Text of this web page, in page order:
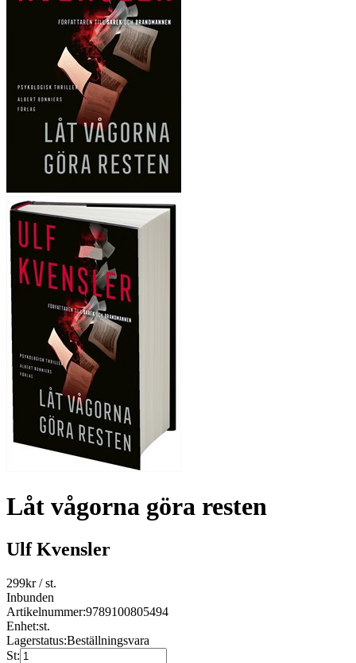
Låt vågorna göra resten
Ulf Kvensler
299kr/ st.
Inbunden
Artikelnummer:9789100805494
Enhet:st.
Lagerstatus:Beställningsvara
St: